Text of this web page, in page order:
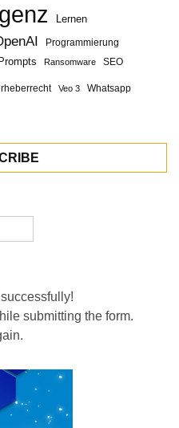
Lernen
Programmierung
Prompts Ransomware SEO
Veo 3 Whatsapp
submitting the form.